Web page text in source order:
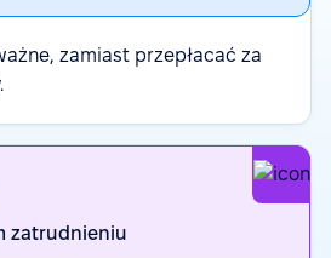
zamiast przepłacać za
zatrudnieniu